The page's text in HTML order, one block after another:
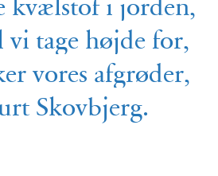
vi tage højde for,
vores afgrøder,
Skovbjerg.